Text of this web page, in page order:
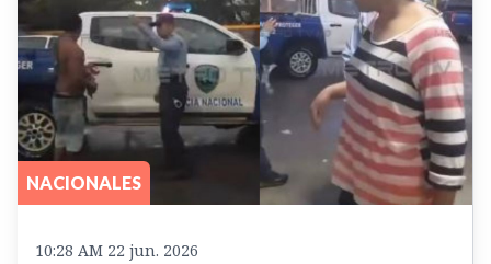
NACIONALES
10:28 AM 22 jun. 2026